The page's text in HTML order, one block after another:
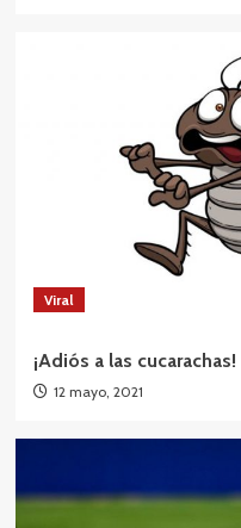
Viral
¡Adiós a las
12 mayo, 2021